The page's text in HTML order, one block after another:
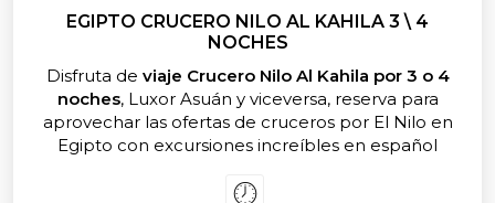
EGIPTO CRUCERO NILO AL KAHILA 3 \ 4
NOCHES
Disfruta de viaje Crucero Nilo Al Kahila por 3 o 4
noches, Luxor Asuán y viceversa, reserva para
aprovechar las ofertas de cruceros por El Nilo en
Egipto con excursiones increíbles en español
Kom Ombo y Edfu. Cruceros en Egipto todo